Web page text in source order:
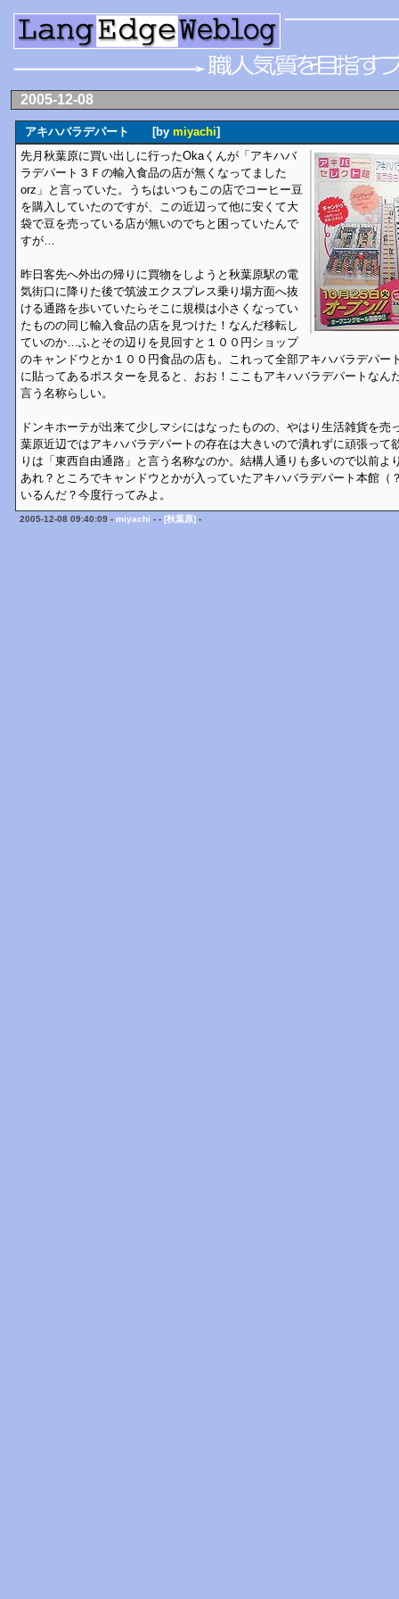
2005-12-08
アキハバラデパート [by miyachi]
先月秋葉原に買い出しに行ったOkaくんが「アキハバ
ラデパート３Ｆの輸入食品の店が無くなってました
orz」と言っていた。うちはいつもこの店でコーヒー豆
を購入していたのですが、この近辺って他に安くて大
袋で豆を売っている店が無いのでちと困っていたんで
すが…
昨日客先へ外出の帰りに買物をしようと秋葉原駅の電
気街口に降りた後で筑波エクスプレス乗り場方面へ抜
ける通路を歩いていたらそこに規模は小さくなってい
たものの同じ輸入食品の店を見つけた！なんだ移転し
ていのか…ふとその辺りを見回すと１００円ショップ
のキャンドウとか１００円食品の店も。これって全部アキハバラデパー
に貼ってあるポスターを見ると、おお！ここもアキハバラデパートなん
言う名称らしい。
ドンキホーテが出来て少しマシにはなったものの、やはり生活雑貨を売
葉原近辺ではアキハバラデパートの存在は大きいので潰れずに頑張って
りは「東西自由通路」と言う名称なのか。結構人通りも多いので以前よ
あれ？ところでキャンドウとかが入っていたアキハバラデパート本館（
いるんだ？今度行ってみよ。
2005-12-08 09:40:09 - miyachi - - [秋葉原] -